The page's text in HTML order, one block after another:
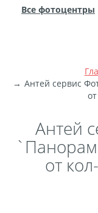
Все фотоцентры
подрамником
Фото на
Модульные
Антей сервис
Антей
от